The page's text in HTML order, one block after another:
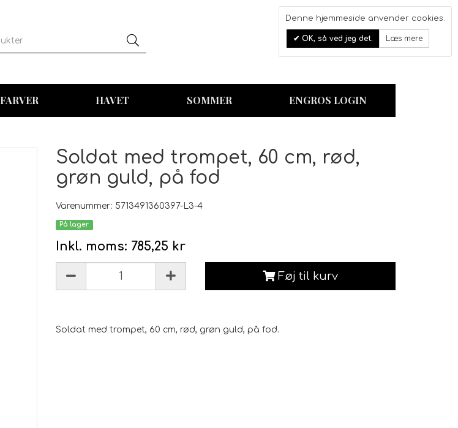
0
FARVER HAVET SOMMER ENGROS LOGIN
Soldat med trompet, 60 cm, rød,
grøn guld, på fod
Varenummer: 5713491360397-L3-4
På lager
Inkl. moms: 785,25 kr
Føj til kurv
Soldat med trompet, 60 cm, rød, grøn guld, på fod.
Denne hjemmeside anvender cookies.
OK, så ved jeg det. Læs mere